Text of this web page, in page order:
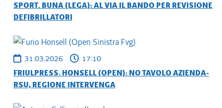
SPORT. BUNA (LEGA): AL VIA IL BANDO PER REVISIONE
DEFIBRILLATORI
31.03.2026 17:10
FRIULPRESS. HONSELL (OPEN): NO TAVOLO AZIENDA-
RSU, REGIONE INTERVENGA